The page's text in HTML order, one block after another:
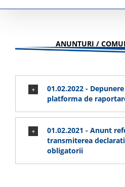
ANUNȚURI /
01.02.2022 -
platforma de
01.02.2021 - Anunt
transmiterea
obligatorii